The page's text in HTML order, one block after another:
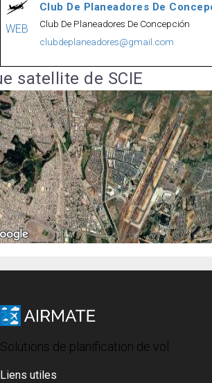
WEB
Club De Planeadores De
Club De Planeadores De Concepción
clubdeplaneadores@gmail.com
satellite de SCIE
Solutions de planification de vol
Liens utiles